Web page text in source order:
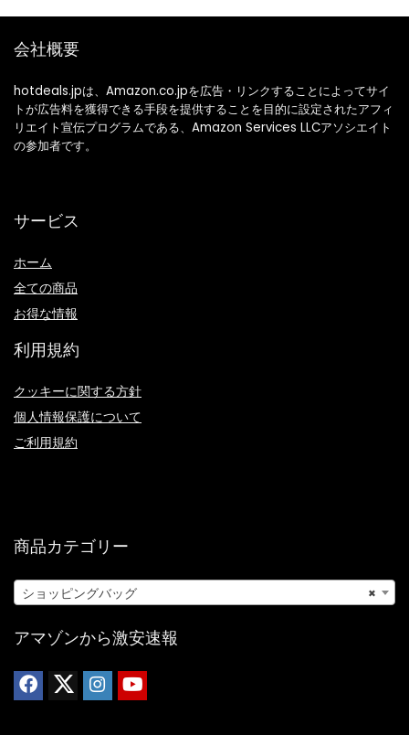
Newborns,
130 cm)
会社概要
hotdeals.jpは、Amazon.co.jpを広告・リンクすることによってサイ
トが広告料を獲得できる手段を提供することを目的に設定されたアフィ
リエイト宣伝プログラムである、Amazon Services LLCアソシエイト
の参加者です。
サービス
ホーム
全ての商品
お得な情報
利用規約
クッキーに関する方針
個人情報保護について
ご利用規約
商品カテゴリー
×
ショッピングバッグ
アマゾンから激安速報